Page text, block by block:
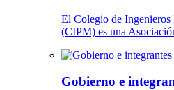
El Colegio de
(CIPM) es una
Gobierno e